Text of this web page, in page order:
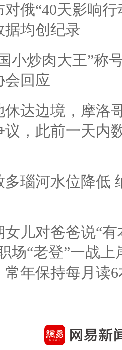
俄“40天影响
据均创纪录
小炒肉大王”称
会回应
休达边境，摩洛
议，此前一天内
多瑙河水位降低
女儿对爸爸说“
场“老登”一战上
常年保持每月读